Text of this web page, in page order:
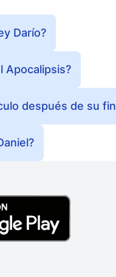
Darío?
Apocalipsis?
después de su